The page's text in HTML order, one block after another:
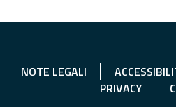
NOTE LEGALI
PRIVACY